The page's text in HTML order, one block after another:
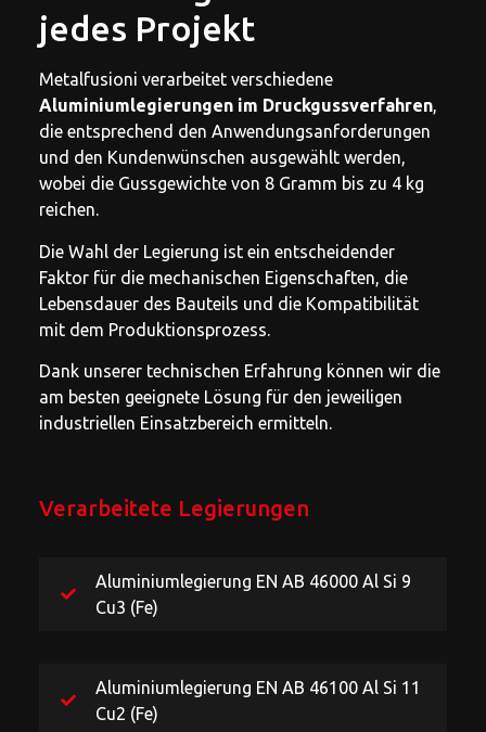
jedes Projekt
Metalfusioni verarbeitet verschiedene
Aluminiumlegierungen im Druckgussverfahren,
die entsprechend den Anwendungsanforderungen
und den Kundenwünschen ausgewählt werden,
wobei die Gussgewichte von 8 Gramm bis zu 4 kg
reichen.
Die Wahl der Legierung ist ein entscheidender
Faktor für die mechanischen Eigenschaften, die
Lebensdauer des Bauteils und die Kompatibilität
mit dem Produktionsprozess.
Dank unserer technischen Erfahrung können wir die
am besten geeignete Lösung für den jeweiligen
industriellen Einsatzbereich ermitteln.
Verarbeitete Legierungen
Aluminiumlegierung EN AB 46000 Al Si 9
Cu3 (Fe)
Aluminiumlegierung EN AB 46100 Al Si 11
Cu2 (Fe)